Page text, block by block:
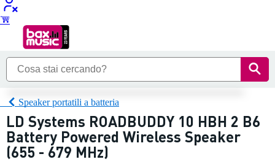
Speaker portatili a batteria
LD Systems ROADBUDDY 10 HBH 2 B6
Battery Powered Wireless Speaker
(655 - 679 MHz)